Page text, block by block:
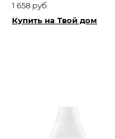
1 658 руб.
Купить на Твой дом